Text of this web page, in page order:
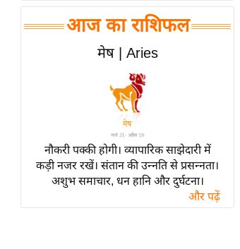
समीक्षा
धर्म
ज्योतिष
त्योहार
राशिफल
विशेष
विश्लेषण
आज का राशिफल
मेष | Aries
नौकरी पक्की होगी। व्यापारिक साझेदारी में
कड़ी नजर रखें। संतान की उन्नति से प्रसन्नता।
अशुभ समाचार, धन हानि और दुर्घटना।
और पढ़ें